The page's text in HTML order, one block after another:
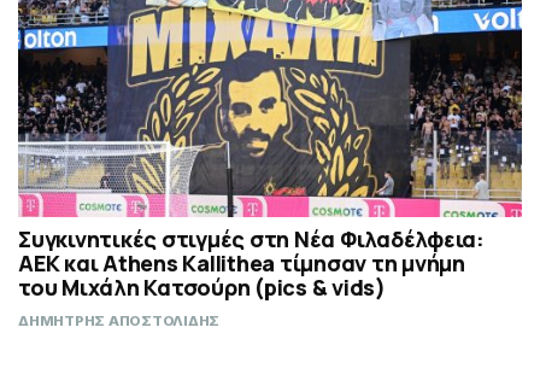
Συγκινητικές στιγμές στη Νέα Φιλαδέλφεια:
ΑΕΚ και Athens Kallithea τίμησαν τη μνήμη
του Μιχάλη Κατσούρη (pics & vids)
ΔΗΜΗΤΡΗΣ ΑΠΟΣΤΟΛΙΔΗΣ